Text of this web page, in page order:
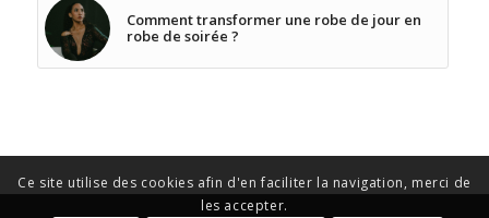
Comment transformer une robe de jour en
robe de soirée ?
Ce site utilise des cookies afin d'en faciliter la navigation, merci de
les accepter.